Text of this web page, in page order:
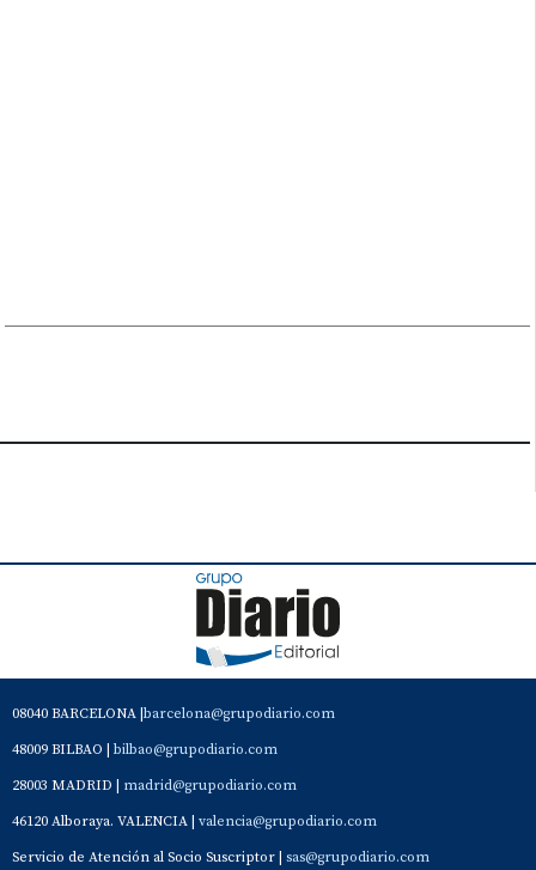
08040 BARCELONA | barcelona@grupodiario.com
48009 BILBAO | bilbao@grupodiario.com
28003 MADRID | madrid@grupodiario.com
46120 Alboraya. VALENCIA | valencia@grupodiario.com
Servicio de Atención al Socio Suscriptor | sas@grupodiario.com